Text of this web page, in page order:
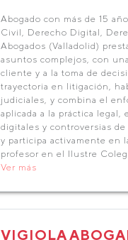
Abogado con más de 15
Civil, Derecho Digital,
Abogados (Valladolid)
asuntos complejos, con
cliente y a la toma de
trayectoria en litigación,
judiciales, y combina el
aplicada a la práctica
digitales y controversias
y participa activamente en
profesor en el Ilustre
Ver más
VIGIOLA